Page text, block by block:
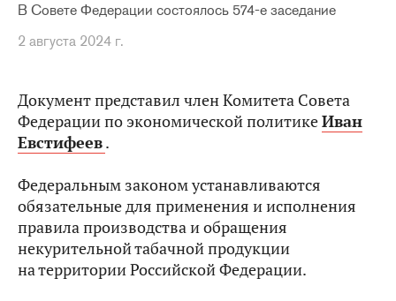
В Совете Федерации состоялось 574-е заседание
2 августа 2024 г.
Документ представил член Комитета Совета
Федерации по экономической политикеИван
Евстифеев.
Федеральным законом устанавливаются
обязательные для применения и исполнения
правила производства и обращения
некурительной табачной продукции
на территории Российской Федерации.